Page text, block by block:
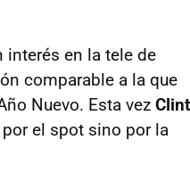
en la tele de
comparable a la que
Nuevo. Esta vez Clint
el spot sino por la